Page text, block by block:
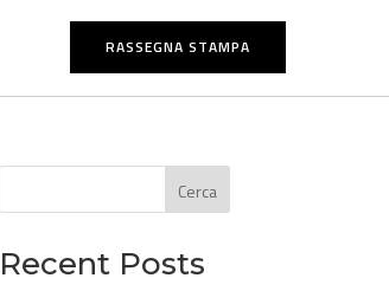
RASSEGNA STAMPA
Cerca
Recent Posts